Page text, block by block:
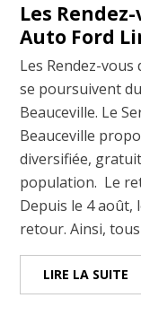
Les
Auto Ford
Les Rendez-
se poursuivent
Beauceville. Le
Beauceville
diversifiée,
population. Le
Depuis le 4 août,
retour. Ainsi, tous
LIRE LA SUITE